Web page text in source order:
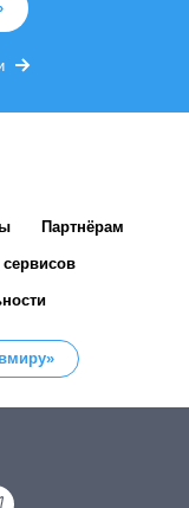
Партнёрам